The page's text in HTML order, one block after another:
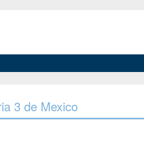
3 de Mexico